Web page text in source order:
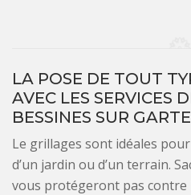
LA POSE DE TOUT
AVEC LES SERVICES
BESSINES SUR
Le grillages sont idéales
d’un jardin ou d’un terrain.
vous protégeront pas contre